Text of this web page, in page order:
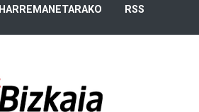
HARREMANETARAKO RSS